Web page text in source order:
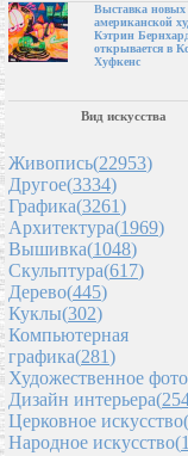
Выставка новых
американской
Кэтрин
открывается в
Хуфкенс
Вид искусства
Живопись(22953)
Другое(3334)
Графика(3261)
Архитектура(1969)
Вышивка(1048)
Скульптура(617)
Дерево(445)
Куклы(302)
Компьютерная
графика(281)
Художественное
Дизайн интерьера(
Церковное искусство(
Народное искусство(